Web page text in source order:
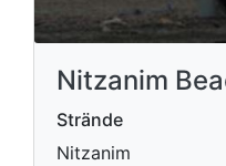
Nitzanim
Strände
Nitzanim